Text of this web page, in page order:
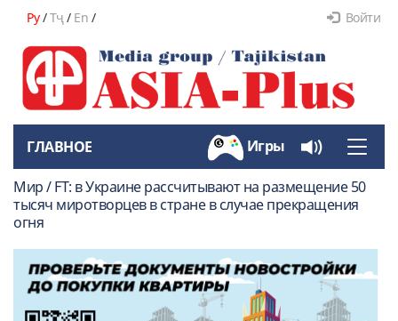
Ру/Тҷ/ En / Войти
Toggle
ГЛАВНОЕ Игры
Мир / FT: в Украине рассчитывают на размещение 50
тысяч миротворцев в стране в случае прекращения
огня